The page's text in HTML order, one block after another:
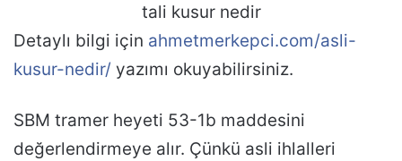
tali kusur nedir
Detaylı bilgi için ahmetmerkepci.com/asli-
kusur-nedir/ yazımı okuyabilirsiniz.
SBM tramer heyeti 53-1b maddesini
değerlendirmeye alır. Çünkü asli ihlalleri